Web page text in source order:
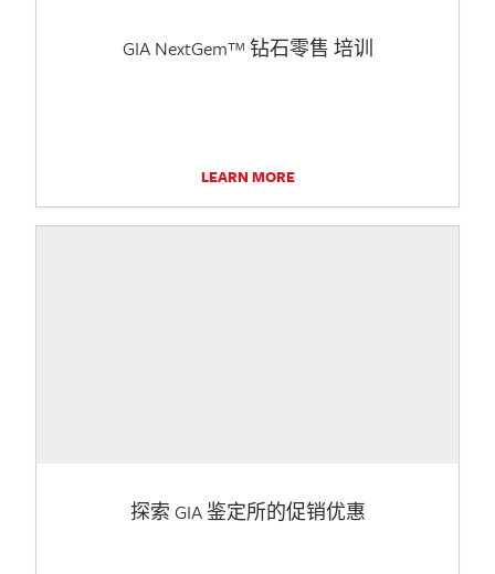
GIA NextGem™ 钻石零售 培训
LEARN MORE
探索 GIA 鉴定所的促销优惠